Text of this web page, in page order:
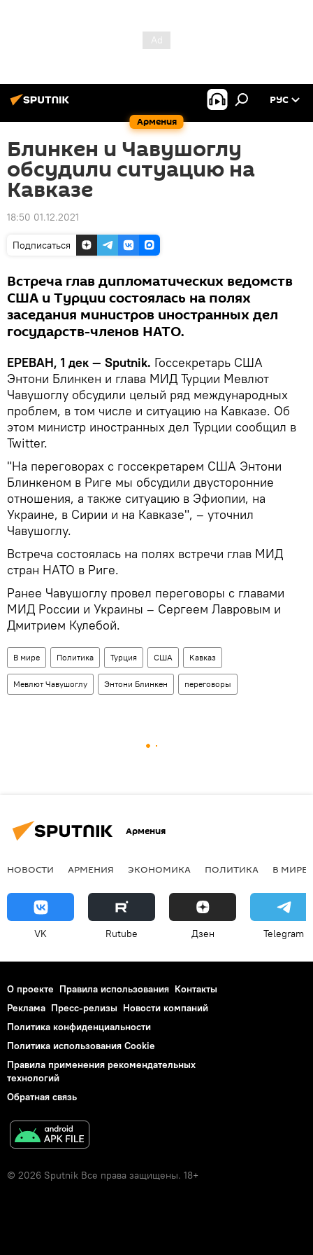
Армения
РУС
Блинкен и Чавушоглу
обсудили ситуацию на
Кавказе
18:50 01.12.2021
Подписаться
Встреча глав дипломатических ведомств
США и Турции состоялась на полях
заседания министров иностранных дел
государств-членов НАТО.
ЕРЕВАН, 1 дек — Sputnik. Госсекретарь США
Энтони Блинкен и глава МИД Турции Мевлют
Чавушоглу обсудили целый ряд международных
проблем, в том числе и ситуацию на Кавказе. Об
этом министр иностранных дел Турции сообщил в
Twitter.
"На переговорах с госсекретарем США Энтони
Блинкеном в Риге мы обсудили двусторонние
отношения, а также ситуацию в Эфиопии, на
Украине, в Сирии и на Кавказе", – уточнил
Чавушоглу.
Встреча состоялась на полях встречи глав МИД
стран НАТО в Риге.
Ранее Чавушоглу провел переговоры с главами
МИД России и Украины – Сергеем Лавровым и
Дмитрием Кулебой.
В мире Политика Турция США Кавказ
Мевлют Чавушоглу Энтони Блинкен переговоры
Армения
НОВОСТИ АРМЕНИЯ ЭКОНОМИКА ПОЛИТИКА В МИРЕ
VK Rutube Дзен Telegram
О проекте Правила использования Контакты
Реклама Пресс-релизы Новости компаний
Политика конфиденциальности
Политика использования Cookie
Правила применения рекомендательных
технологий
Обратная связь
© 2026 Sputnik Все права защищены. 18+